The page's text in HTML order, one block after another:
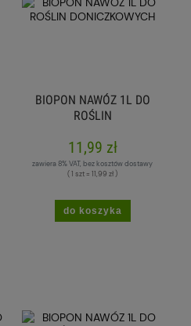
BIOPON NAWÓZ 1L DO
ROŚLIN
11,99 zł
zawiera 8% VAT, bez kosztów dostawy
( 1 szt = 11,99 zł )
do koszyka